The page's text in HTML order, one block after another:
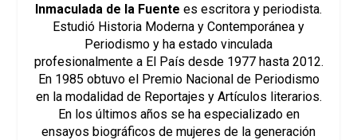
Inmaculada de la Fuente es escritora y periodista.
Estudió Historia Moderna y Contemporánea y
Periodismo y ha estado vinculada
profesionalmente a El País desde 1977 hasta 2012.
En 1985 obtuvo el Premio Nacional de Periodismo
en la modalidad de Reportajes y Artículos literarios.
En los últimos años se ha especializado en
ensayos biográficos de mujeres de la generación